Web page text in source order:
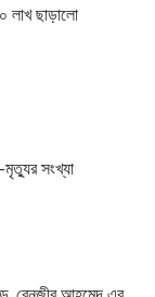
লাখ ছাড়ালো
সংখ্যা